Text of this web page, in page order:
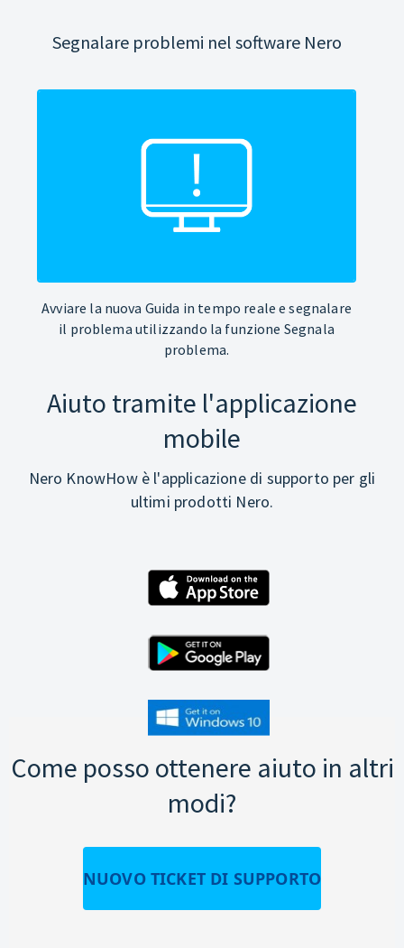
Segnalare problemi nel software Nero
Avviare la nuova Guida in tempo reale e segnalare
il problema utilizzando la funzione Segnala
problema.
Aiuto tramite l'applicazione
mobile
Nero KnowHow è l'applicazione di supporto per gli
ultimi prodotti Nero.
Come posso ottenere aiuto in altri
modi?
NUOVO TICKET DI SUPPORTO